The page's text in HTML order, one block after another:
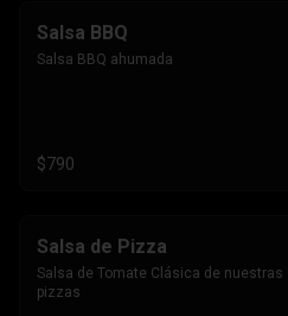
Salsa BBQ
Salsa BBQ ahumada
$790
Salsa de Pizza
Salsa de Tomate Clásica de nuestras
pizzas